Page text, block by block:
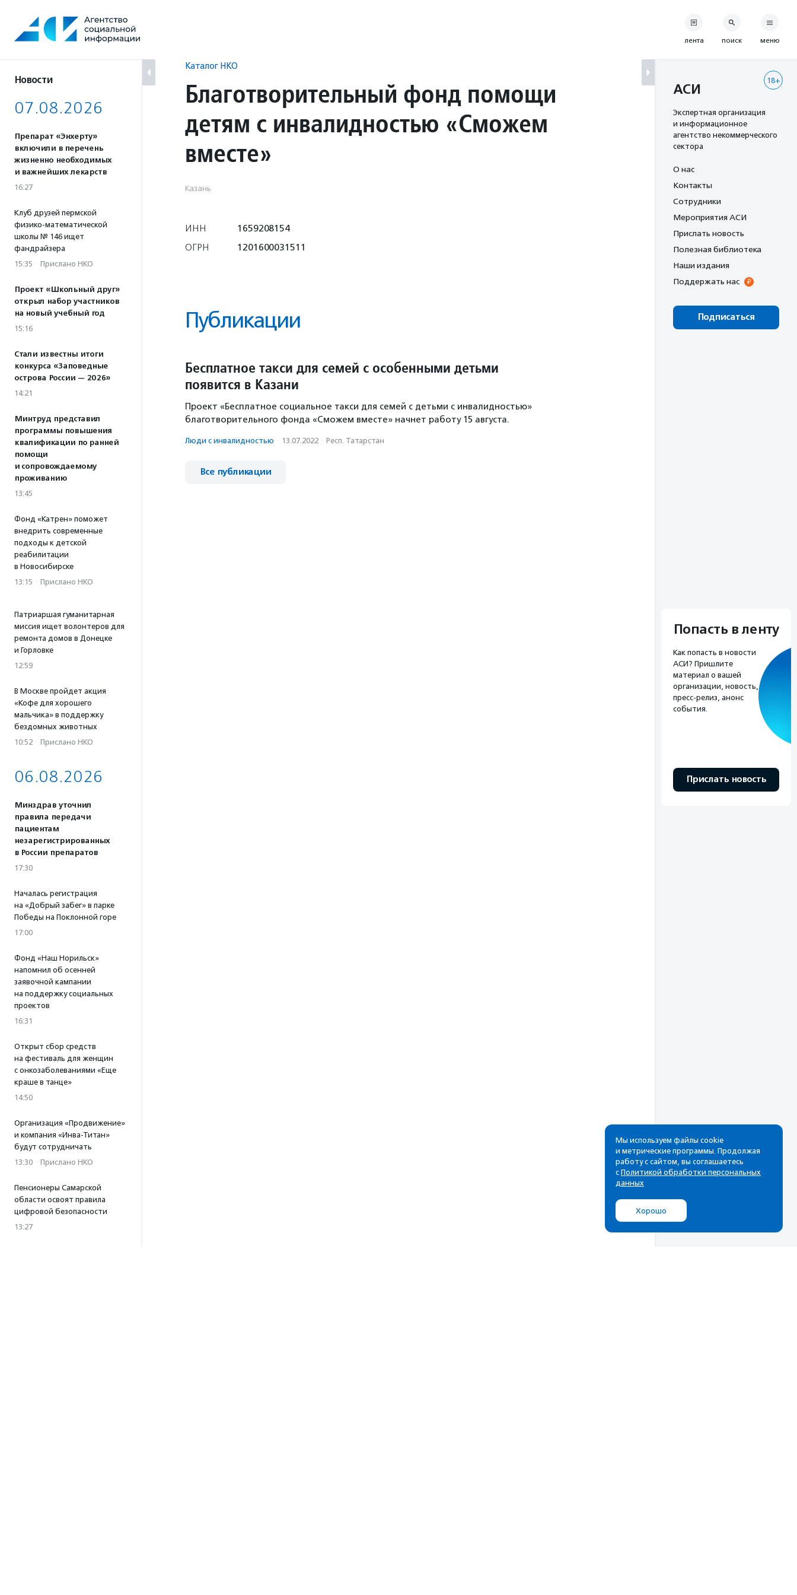
содержанию
Новости
07.08.2026
Препарат «Энхерту»
включили в перечень
жизненно необходимых
и важнейших лекарств
16:27
Клуб друзей пермской
физико-математической
школы № 146 ищет
фандрайзера
15:35 · Прислано НКО
Проект «Школьный друг»
открыл набор участников
на новый учебный год
15:16
Стали известны итоги
конкурса «Заповедные
острова России — 2026»
14:21
Минтруд представил
программы повышения
квалификации по ранней
помощи
и сопровождаемому
проживанию
13:45
Фонд «Катрен» поможет
внедрить современные
подходы к детской
реабилитации
в Новосибирске
13:15 · Прислано НКО
Патриаршая гуманитарная
миссия ищет волонтеров для
ремонта домов в Донецке
и Горловке
12:59
В Москве пройдет акция
«Кофе для хорошего
мальчика» в поддержку
бездомных животных
10:52 · Прислано НКО
06.08.2026
Минздрав уточнил
правила передачи
пациентам
незарегистрированных
в России препаратов
17:30
Началась регистрация
на «Добрый забег» в парке
Победы на Поклонной горе
17:00
Фонд «Наш Норильск»
напомнил об осенней
заявочной кампании
на поддержку социальных
проектов
16:31
Открыт сбор средств
на фестиваль для женщин
с онкозаболеваниями «Еще
краше в танце»
14:50
Организация «Продвижение»
и компания «Инва-Титан»
будут сотрудничать
13:30 · Прислано НКО
Пенсионеры Самарской
области освоят правила
цифровой безопасности
13:27
Каталог НКО
Благотворительный фонд помощи
детям с инвалидностью «Сможем
вместе»
Казань
ИНН
1659208154
ОГРН
1201600031511
Публикации
Бесплатное такси для семей с особенными детьми
появится в Казани
Проект «Бесплатное социальное такси для семей с детьми с инвалидностью»
благотворительного фонда «Сможем вместе» начнет работу 15 августа.
Люди с инвалидностью · 13.07.2022 · Респ. Татарстан
Все публикации
лента поиск меню
18+
АСИ
Экспертная организация
и информационное
агентство некоммерческого
сектора
О нас
Контакты
Сотрудники
Мероприятия АСИ
Прислать новость
Полезная библиотека
Наши издания
Поддержать нас
Подписаться
Попасть в ленту
Как попасть в новости
АСИ? Пришлите
материал о вашей
организации, новость,
пресс-релиз, анонс
события.
Прислать новость
Рассылка
Cамые свежие новости,
почтовом ящике
Мы используем файлы cookie
и метрические программы. Продолжая
работу с сайтом, вы соглашаетесь
с Политикой обработки персональных
данных
Хорошо